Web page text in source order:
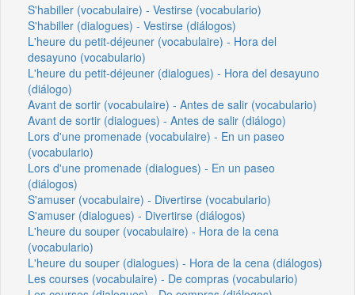
S'habiller (vocabulaire) - Vestirse (vocabulario)
S'habiller (dialogues) - Vestirse (diálogos)
L'heure du petit-déjeuner (vocabulaire) - Hora del
desayuno (vocabulario)
L'heure du petit-déjeuner (dialogues) - Hora del desayuno
(diálogo)
Avant de sortir (vocabulaire) - Antes de salir (vocabulario)
Avant de sortir (dialogues) - Antes de salir (diálogo)
Lors d'une promenade (vocabulaire) - En un paseo
(vocabulario)
Lors d'une promenade (dialogues) - En un paseo
(diálogos)
S'amuser (vocabulaire) - Divertirse (vocabulario)
S'amuser (dialogues) - Divertirse (diálogos)
L'heure du souper (vocabulaire) - Hora de la cena
(vocabulario)
L'heure du souper (dialogues) - Hora de la cena (diálogos)
Les courses (vocabulaire) - De compras (vocabulario)